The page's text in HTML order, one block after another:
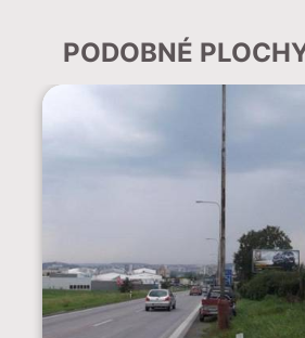
PODOBNÉ